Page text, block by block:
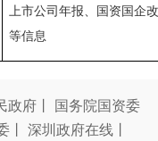
上市公司年报、国资国企
等信息
政府 丨 国务院国资委
丨 深圳政府在线 丨